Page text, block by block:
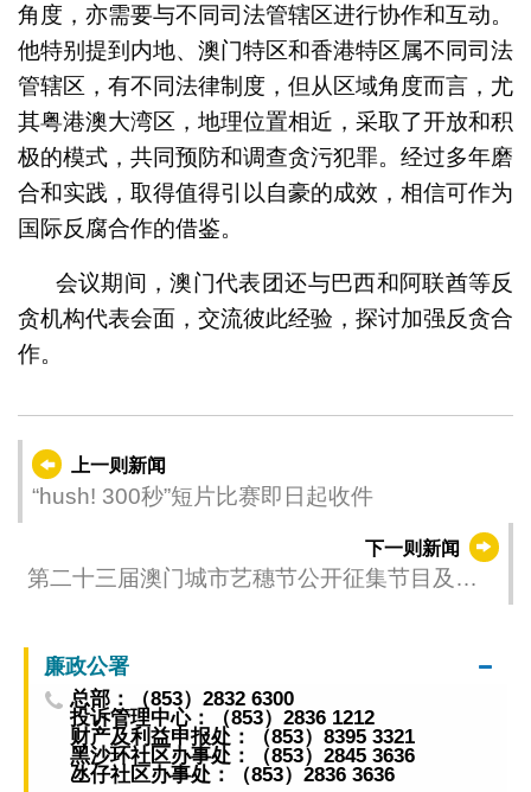
角度，亦需要与不同司法管辖区进行协作和互动。
他特别提到内地、澳门特区和香港特区属不同司法
管辖区，有不同法律制度，但从区域角度而言，尤
其粤港澳大湾区，地理位置相近，采取了开放和积
极的模式，共同预防和调查贪污犯罪。经过多年磨
合和实践，取得值得引以自豪的成效，相信可作为
国际反腐合作的借鉴。
会议期间，澳门代表团还与巴西和阿联酋等反
贪机构代表会面，交流彼此经验，探讨加强反贪合
作。
上一则新闻
“hush! 300秒”短片比赛即日起收件
下一则新闻
第二十三届澳门城市艺穗节公开征集节目及场
廉政公署
总部：（853）2832 6300
投诉管理中心：（853）2836 1212
财产及利益申报处：（853）8395 3321
黑沙环社区办事处：（853）2845 3636
氹仔社区办事处：（853）2836 3636